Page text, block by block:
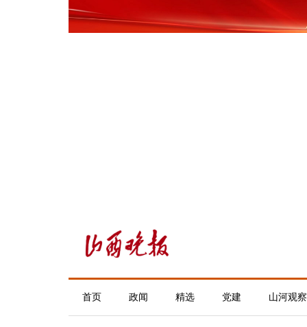
首页 政闻 精选 党建 山河观察